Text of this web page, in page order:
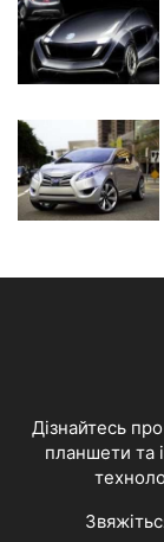
Дізнайтесь
планшети та